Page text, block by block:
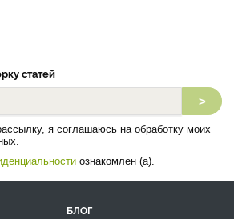
статей
>
я соглашаюсь на обработку моих
ознакомлен (а).
БЛОГ